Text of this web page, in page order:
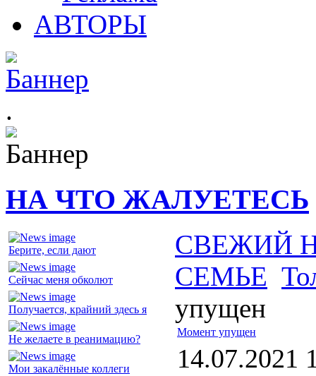
АВТОРЫ
.
НА ЧТО ЖАЛУЕТЕСЬ
Берите, если дают
Сейчас меня обколют
Получается, крайний здесь я
Не желаете в реанимацию?
Мои закалённые коллеги
СВЕЖИЙ
СЕМЬЕ
упущен
Момент упущен
14.07.2021